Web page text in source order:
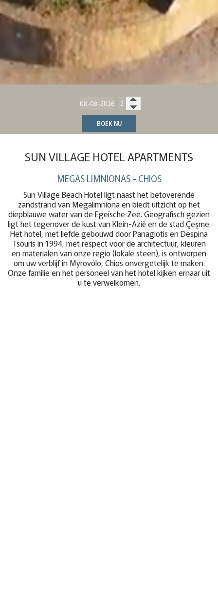
BOEK NU
SUN VILLAGE HOTEL APARTMENTS
MEGAS LIMNIONAS - CHIOS
Sun Village Beach Hotel ligt naast het betoverende
zandstrand van Megalimniona en biedt uitzicht op het
diepblauwe water van de Egeïsche Zee. Geografisch gezien
ligt het tegenover de kust van Klein-Azië en de stad Çeşme.
Het hotel, met liefde gebouwd door Panagiotis en Despina
Tsouris in 1994, met respect voor de architectuur, kleuren
en materialen van onze regio (lokale steen), is ontworpen
om uw verblijf in Myrovólo, Chios onvergetelijk te maken.
Onze familie en het personeel van het hotel kijken ernaar uit
u te verwelkomen.